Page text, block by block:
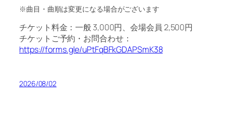
※曲目・曲順は変更になる場合がございます
チケット料金：一般 3,000円、会場会員 2,500円
チケットご予約・お問合わせ：
https://forms.gle/uPtFqBFkGDAPSmK38
2026/08/02